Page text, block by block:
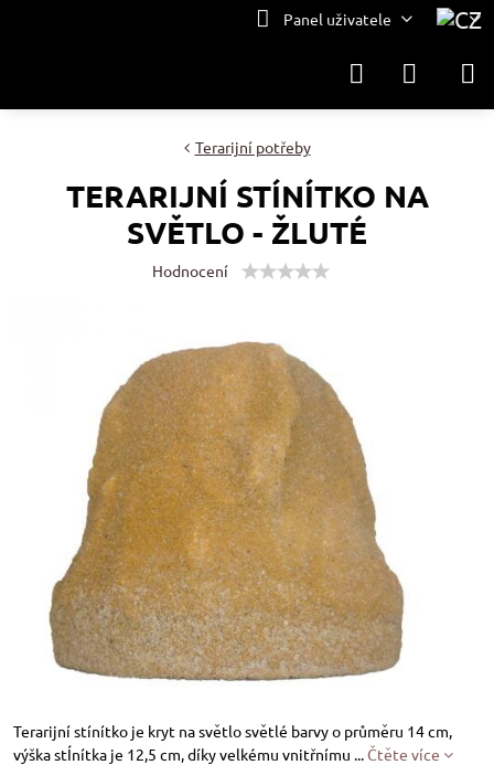
Panel uživatele
Terarijní potřeby
TERARIJNÍ STÍNÍTKO NA
SVĚTLO - ŽLUTÉ
Hodnocení
Terarijní stínítko je kryt na světlo světlé barvy o průměru 14 cm,
výška stÍnítka je 12,5 cm, díky velkému vnitřnímu ...Čtěte více